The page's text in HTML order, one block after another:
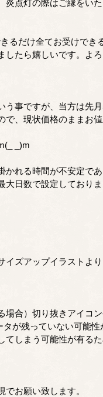
炎点灯の際はご縁をい
るだけ全てお受けでき
したら嬉しいです。よ
す。(*´ω
う事ですが、当方は先
で、現状価格のままお
_)m
かれる時間が不安定で
大日数で設定しておりま
イズアップイラストよ
合）切り抜きアイコ
が残っていない可能性
てしまう可能性が有る
お願い致します。